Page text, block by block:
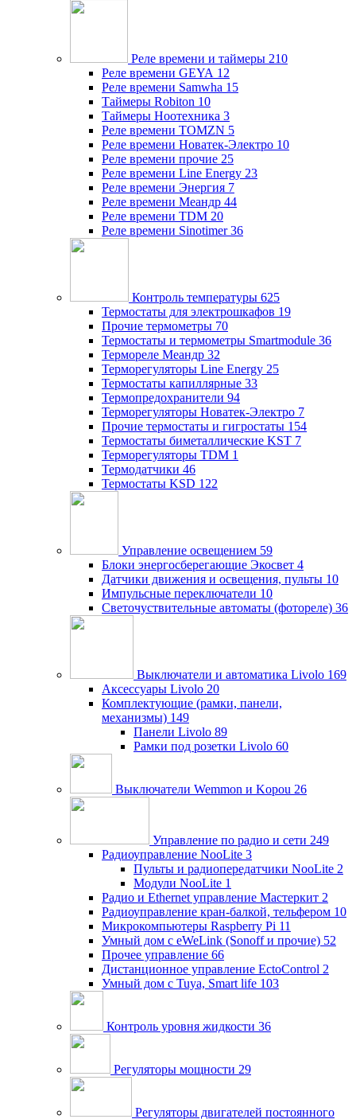
Реле времени и таймеры 210
Реле времени GEYA 12
Реле времени Samwha 15
Таймеры Robiton 10
Таймеры Ноотехника 3
Реле времени TOMZN 5
Реле времени Новатек-Электро 10
Реле времени прочие 25
Реле времени Line Energy 23
Реле времени Энергия 7
Реле времени Меандр 44
Реле времени TDM 20
Реле времени Sinotimer 36
Контроль температуры 625
Термостаты для электрошкафов 19
Прочие термометры 70
Термостаты и термометры Smartmodule 36
Термореле Меандр 32
Терморегуляторы Line Energy 25
Термостаты капиллярные 33
Термопредохранители 94
Терморегуляторы Новатек-Электро 7
Прочие термостаты и гигростаты 154
Термостаты биметаллические KST 7
Терморегуляторы TDM 1
Термодатчики 46
Термостаты KSD 122
Управление освещением 59
Блоки энергосберегающие Экосвет 4
Датчики движения и освещения, пульты 10
Импульсные переключатели 10
Светочуствительные автоматы (фотореле) 36
Выключатели и автоматика Livolo 169
Аксессуары Livolo 20
Комплектующие (рамки, панели,
механизмы) 149
Панели Livolo 89
Рамки под розетки Livolo 60
Выключатели Wemmon и Kopou 26
Управление по радио и сети 249
Радиоуправление NooLite 3
Пульты и радиопередатчики NooLite 2
Модули NooLite 1
Радио и Ethernet управление Мастеркит 2
Радиоуправление кран-балкой, тельфером 10
Микрокомпьютеры Raspberry Pi 11
Умный дом c eWeLink (Sonoff и прочие) 52
Прочее управление 66
Дистанционное управление EctoControl 2
Умный дом с Tuya, Smart life 103
Контроль уровня жидкости 36
Регуляторы мощности 29
Регуляторы двигателей постоянного